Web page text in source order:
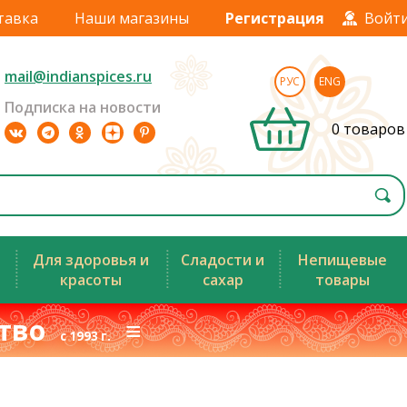
Наши магазины Регистрация
mail@indianspices.ru
Подписка на новости
РУС ENG
0 товаров
Для здоровья и
красоты
Сладости и
сахар
Непищевые
товары
с 1993 г.≡